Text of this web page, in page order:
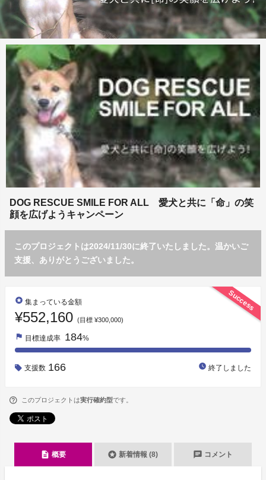
DOG RESCUE SMILE FOR ALL 愛犬と共に「命」の笑
顔を広げようキャンペーン
このプロジェクトは2024/11/30に終了いたしました。温かいご
支援、ありがとうございました。
Success
stars 集まっている金額
¥552,160 (目標 ¥300,000)
flag 目標達成率 184%
支援数 166 watch_later 終了しました
このプロジェクトは実行確約型です。
description 概要 stars 新着情報 (8) chat コメント